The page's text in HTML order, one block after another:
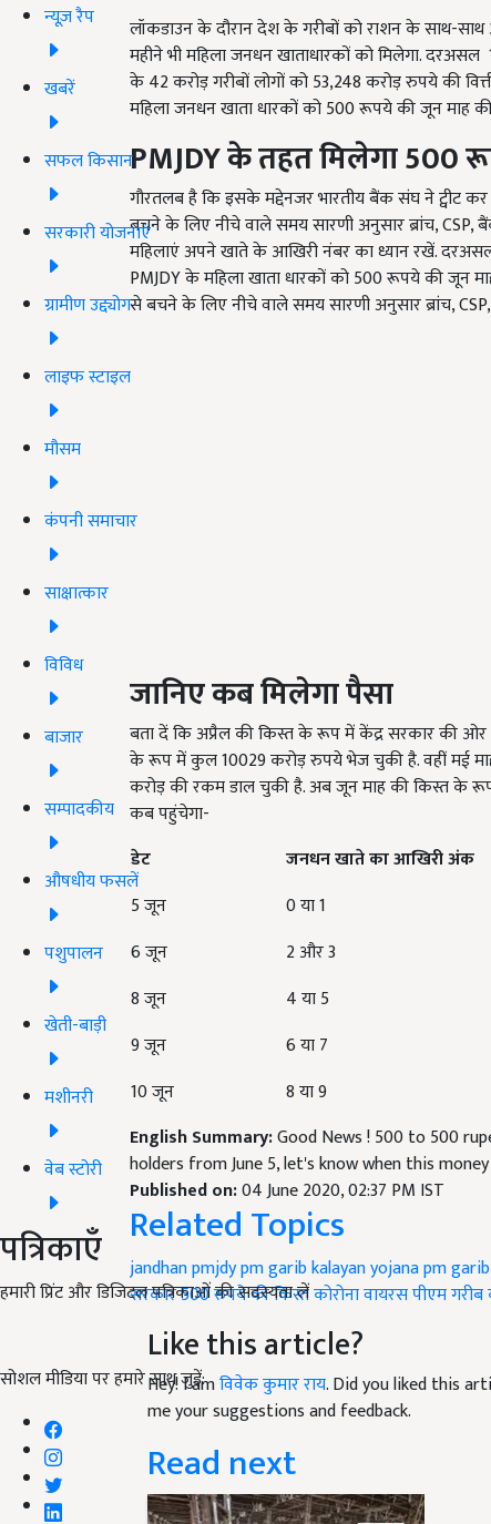
न्यूज़ रैप
खबरें
सफल किसान
सरकारी योजनाएं
ग्रामीण उद्द्योग
लाइफ स्टाइल
मौसम
कंपनी समाचार
साक्षात्कार
विविध
बाजार
सम्पादकीय
औषधीय फसलें
पशुपालन
खेती-बाड़ी
मशीनरी
वेब स्टोरी
पत्रिकाएँ
हमारी प्रिंट और डिजिटल पत्रिकाओं की सदस्यता लें
सोशल मीडिया पर हमारे साथ जुड़ें:
लॉकडाउन के दौरान देश के गरीबों को राशन के साथ-साथ
महीने भी महिला जनधन खाताधारकों को मिलेगा.
के 42 करोड़ गरीबों लोगों को 53,248 करोड़ रुपये की
महिला जनधन खाता धारकों को 500 रूपये की जून माह
PMJDYकेतहत मिलेगा 500
गौरतलब है कि इसके मद्देनजर भारतीय बैंक संघ ने ट्वीट
बचने के लिए नीचे वाले समय सारणी अनुसार ब्रांच,
महिलाएं अपने खाते के आखिरी नंबर का ध्यान रखें. दरअसल
PMJDY के महिला खाता धारकों को 500 रूपये की जून
से बचने के लिए नीचे वाले समय सारणी अनुसार ब्रांच,
जानिए कब मिलेगा पैसा
बता दें कि अप्रैल की किस्त के रूप में केंद्र सरकार की
के रूप में कुल 10029 करोड़ रुपये भेज चुकी है. वहीं मई
करोड़ की रकम डाल चुकी है. अब जून माह की किस्त के
कब पहुंचेगा-
डेट
जनधन खाते का आखिरी अंक
5 जून
0 या 1
6 जून
2 और 3
8 जून
4 या 5
9 जून
6 या 7
10 जून
8 या 9
English Summary:Good News ! 500 to 500
holders from June 5, let's know when this
Published on:04 June 2020, 02:37 PM IST
Related Topics
jandhanpmjdypm garib kalayan yojanapm
सरकार500 रुपये की किस्तकोरोना वायरसपीएम
Like this article?
Hey! I amविवेक कुमार राय. Did you liked this
me your suggestions and feedback.
Read next